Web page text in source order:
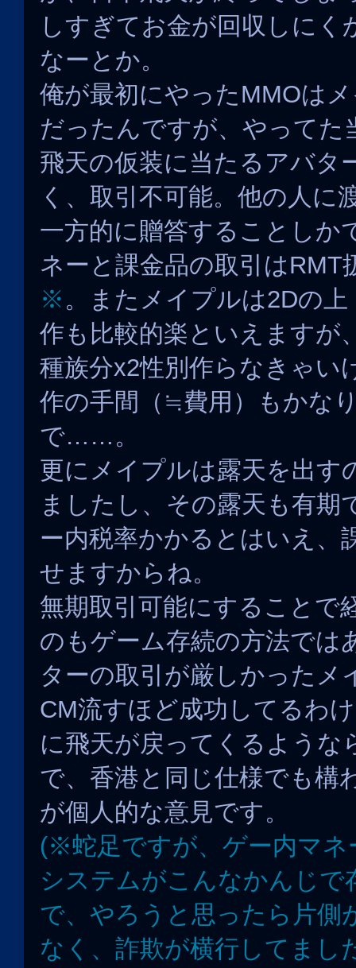
しすぎてお金が回収しにく
なーとか。
俺が最初にやったMMOは
だったんですが、やってた
飛天の仮装に当たるアバタ
く、取引不可能。他の人に
一方的に贈答することしか
ネーと課金品の取引はRMT
※ 。またメイプルは2Dの
作も比較的楽といえますが
種族分x2性別作らなきゃい
作の手間（≒費用）もかな
で……。
更にメイプルは露天を出す
ましたし、その露天も有期
ー内税率かかるとはいえ、
せますからね。
無期取引可能にすることで
のもゲーム存続の方法では
ターの取引が厳しかったメ
CM流すほど成功してるわ
に飛天が戻ってくるような
で、香港と同じ仕様でも構
が個人的な意見です。
(※蛇足ですが、ゲー内マネ
システムがこんなかんじで
で、やろうと思ったら片側
なく、詐欺が横行してま